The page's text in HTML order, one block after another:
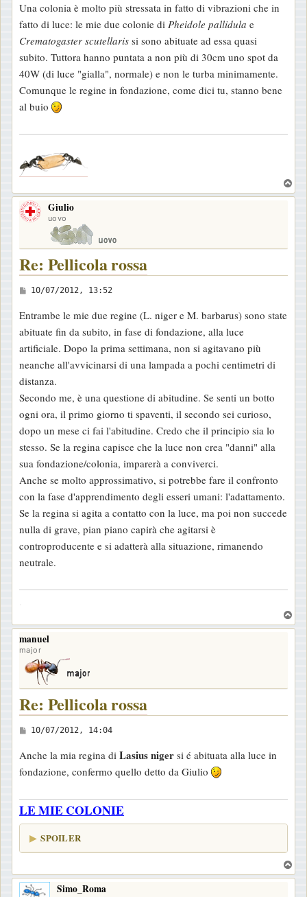
s
s
a
g
g
i
o
Una colonia è molto più stressata in fatto di vibrazioni che in
fatto di luce: le mie due colonie di Pheidole pallidula e
Crematogaster scutellaris si sono abituate ad essa quasi
subito. Tuttora hanno puntata a non più di 30cm uno spot da
40W (di luce "gialla", normale) e non le turba minimamente.
Comunque le regine in fondazione, come dici tu, stanno bene
al buio
o
Giulio
uovo
Re: Pellicola rossa
M
s
s
a
g
g
i
o
10/07/2012, 13:52
Entrambe le mie due regine (L. niger e M. barbarus) sono state
abituate fin da subito, in fase di fondazione, alla luce
artificiale. Dopo la prima settimana, non si agitavano più
neanche all'avvicinarsi di una lampada a pochi centimetri di
distanza.
Secondo me, è una questione di abitudine. Se senti un botto
ogni ora, il primo giorno ti spaventi, il secondo sei curioso,
dopo un mese ci fai l'abitudine. Credo che il principio sia lo
stesso. Se la regina capisce che la luce non crea "danni" alla
sua fondazione/colonia, imparerà a conviverci.
Anche se molto approssimativo, si potrebbe fare il confronto
con la fase d'apprendimento degli esseri umani: l'adattamento.
Se la regina si agita a contatto con la luce, ma poi non succede
nulla di grave, pian piano capirà che agitarsi è
controproducente e si adatterà alla situazione, rimanendo
neutrale.
o
manuel
major
Re: Pellicola rossa
M
s
s
g
g
i
10/07/2012, 14:04
Anche la mia regina di Lasius niger si é abituata alla luce in
fondazione, confermo quello detto da Giulio
LE MIE COLONIE
SPOILER
o
Simo_Roma